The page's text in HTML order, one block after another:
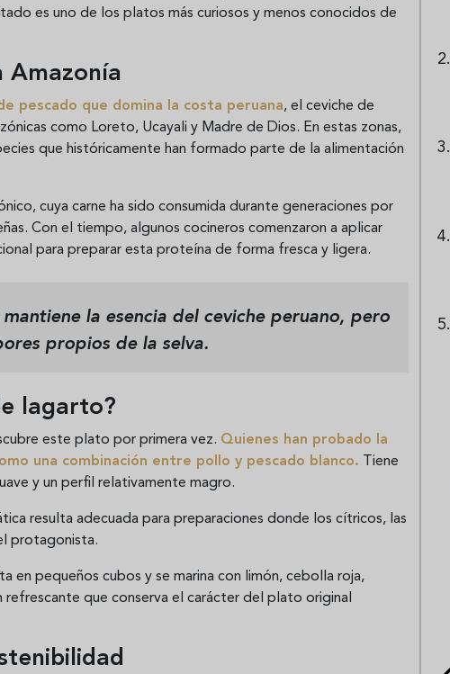
es uno de los platos más curiosos y menos conocidos de
Amazonía
pescado que domina la costa peruana, el ceviche de
como Loreto, Ucayali y Madre de Dios. En estas zonas,
que históricamente han formado parte de la alimentación
cuya carne ha sido consumida durante generaciones por
Con el tiempo, algunos cocineros comenzaron a aplicar
para preparar esta proteína de forma fresca y ligera.
la esencia del ceviche peruano, pero
propios de la selva.
lagarto?
este plato por primera vez. Quienes han probado la
una combinación entre pollo y pescado blanco. Tiene
y un perfil relativamente magro.
resulta adecuada para preparaciones donde los cítricos, las
protagonista.
en pequeños cubos y se marina con limón, cebolla roja,
refrescante que conserva el carácter del plato original